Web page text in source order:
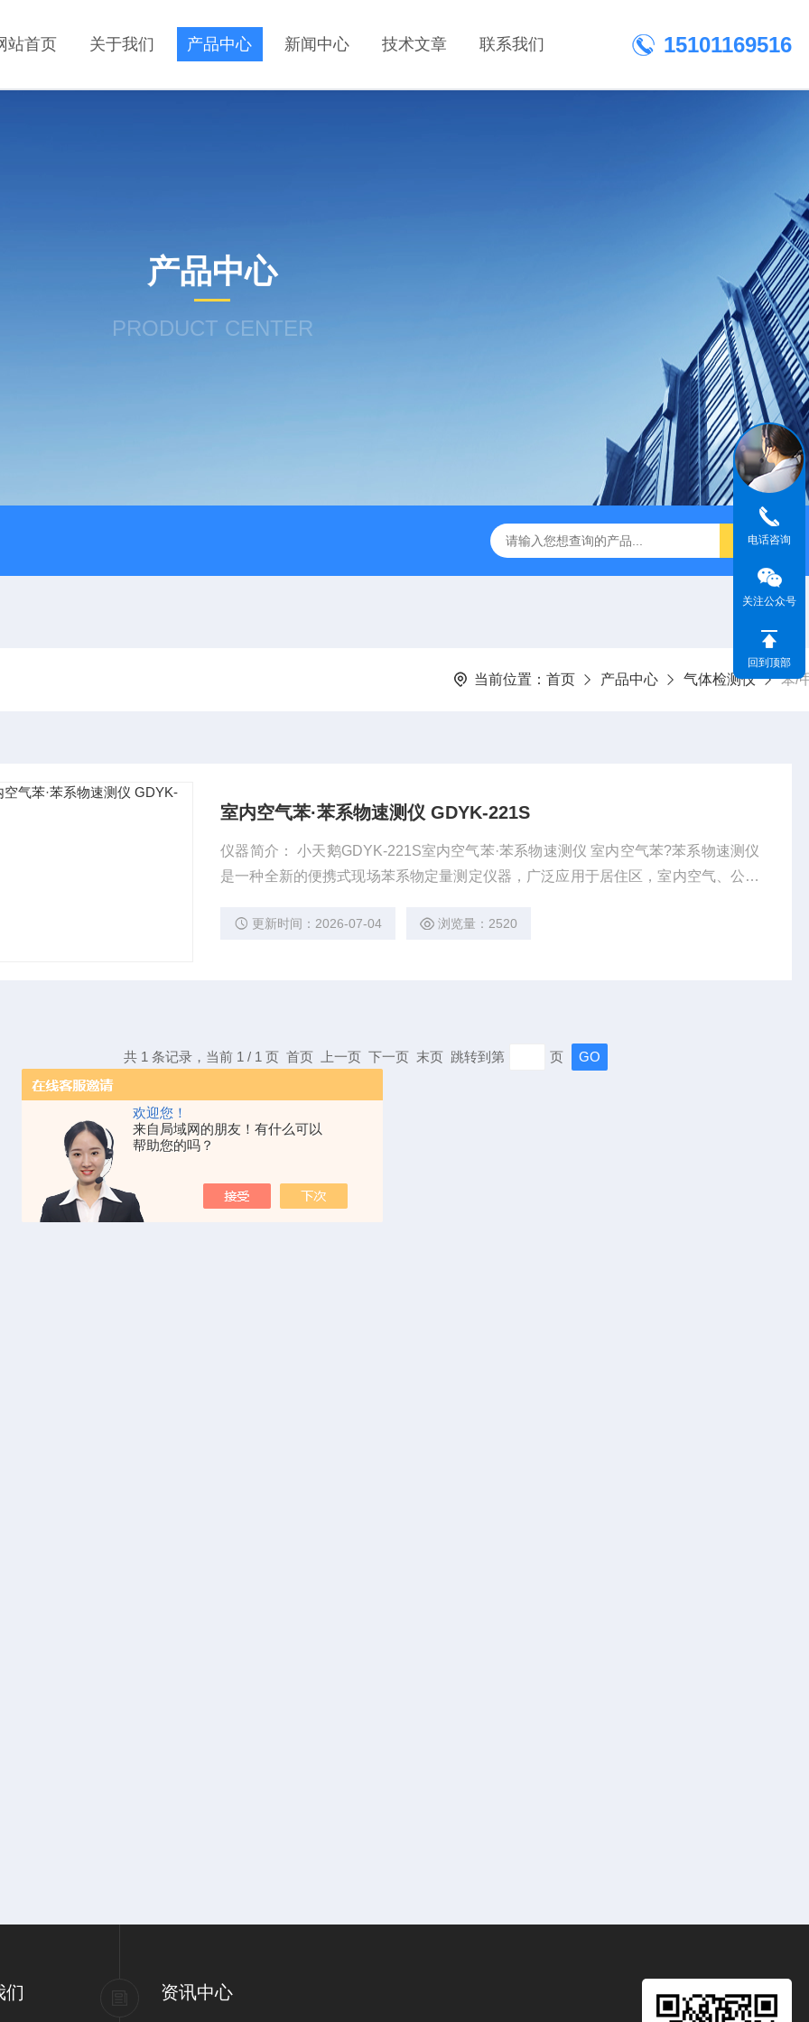
欢迎您！
来自局域网的朋友！有什么可以
帮助您的吗？
站首页 关于我们 产品中心 新闻中心 技术文章 联系我们 15101169516
产品中心
PRODUCT CENTER
当前位置： 首页 产品中心 气体检测仪 苯/
室内空气苯·苯系物速测仪 GDYK-221S
仪器简介： 小天鹅GDYK-221S室内空气苯·苯系物速测仪 室内空气苯?苯系物速测仪
是一种全新的便携式现场苯系物定量测定仪器，广泛应用于居住区，室内空气、公共
更新时间：2026-07-04 浏览量：2520
共 1 条记录，当前 1 / 1 页 首页 上一页 下一页 末页 跳转到第 页
们 资讯中心
电话咨询
关注公众号
回到顶部